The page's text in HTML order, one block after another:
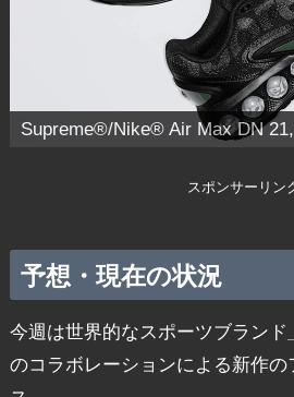
Supreme®/Nike® Air Max DN
スポンサーリン
予想・現在の状況
今週は世界的なスポーツブランド
のコラボレーションによる新作